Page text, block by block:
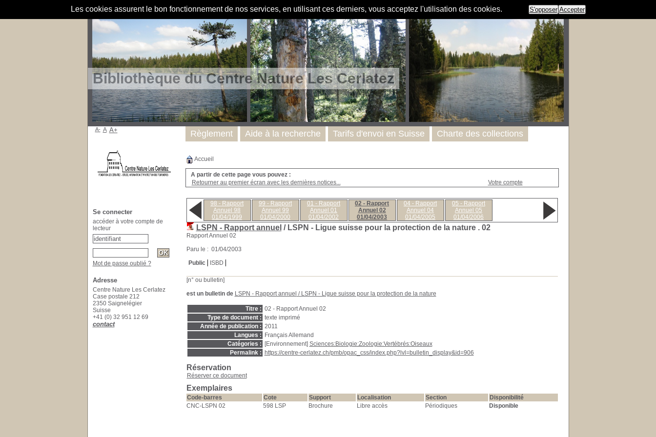
Les cookies assurent le bon fonctionnement de nos services, en utilisant ces derniers, vous acceptez l'utilisation des cookies. S'opposer Accepter
Bibliothèque du Centre Nature Les Cerlatez
Accueil
A partir de cette page vous pouvez :
Retourner au premier écran avec les dernières notices...
Votre compte
98 - Rapport
Annuel 98
01/04/1999
99 - Rapport
Annuel 99
01/04/2000
01 - Rapport
Annuel 01
01/04/2002
02 - Rapport
Annuel 02
01/04/2003
04 - Rapport
Annuel 04
01/04/2005
05 - Rapport
Annuel 05
01/04/2006
LSPN - Rapport annuel / LSPN - Ligue suisse pour la protection de la nature . 02
Rapport Annuel 02
Paru le : 01/04/2003
Public
ISBD
[n° ou bulletin]
est un bulletin de LSPN - Rapport annuel / LSPN - Ligue suisse pour la protection de la nature
Titre : 02 - Rapport Annuel 02
Type de document : texte imprimé
Année de publication : 2011
Langues :
Français Allemand
Catégories :
[Environnement] Sciences:Biologie:Zoologie:Vertébrés:Oiseaux
Permalink :
https://centre-cerlatez.ch/pmb/opac_css/index.php?lvl=bulletin_display&id=906
Réservation
Réserver ce document
Exemplaires
Code-barres Cote Support Localisation Section
Disponibilité
CNC-LSPN 02
598 LSP Brochure Libre accès Périodiques Disponible
Règlement Aide à la recherche Tarifs d'envoi en Suisse Charte des collections
A- A A+
Se connecter
accéder à votre compte de
lecteur
Mot de passe oublié ?
Adresse
Centre Nature Les Cerlatez
Case postale 212
2350 Saignelégier
Suisse
+41 (0) 32 951 12 69
contact